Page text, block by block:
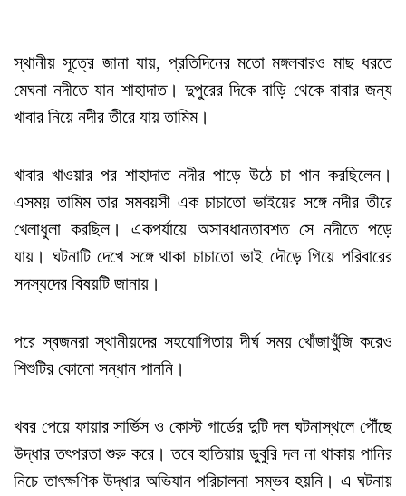
স্থানীয় সূত্রে জানা যায়, প্রতিদিনের মতো মঙ্গলবারও মাছ ধরতে
মেঘনা নদীতে যান শাহাদাত। দুপুরের দিকে বাড়ি থেকে বাবার জন্য
খাবার নিয়ে নদীর তীরে যায় তামিম।
খাবার খাওয়ার পর শাহাদাত নদীর পাড়ে উঠে চা পান করছিলেন।
এসময় তামিম তার সমবয়সী এক চাচাতো ভাইয়ের সঙ্গে নদীর তীরে
খেলাধুলা করছিল। একপর্যায়ে অসাবধানতাবশত সে নদীতে পড়ে
যায়। ঘটনাটি দেখে সঙ্গে থাকা চাচাতো ভাই দৌড়ে গিয়ে পরিবারের
সদস্যদের বিষয়টি জানায়।
পরে স্বজনরা স্থানীয়দের সহযোগিতায় দীর্ঘ সময় খোঁজাখুঁজি করেও
শিশুটির কোনো সন্ধান পাননি।
খবর পেয়ে ফায়ার সার্ভিস ও কোস্ট গার্ডের দুটি দল ঘটনাস্থলে পৌঁছে
উদ্ধার তৎপরতা শুরু করে। তবে হাতিয়ায় ডুবুরি দল না থাকায় পানির
নিচে তাৎক্ষণিক উদ্ধার অভিযান পরিচালনা সম্ভব হয়নি। এ ঘটনায়